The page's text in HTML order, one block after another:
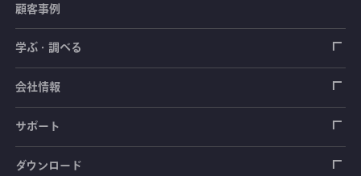
センサ（変換器）
ロードセル
加速度センサ
圧力センサ
トルクセンサ
土木建築用センサ
荷重計
土圧計
間隙水圧計
自動車用センサ
シートベルト張力計
操舵力・操舵角計
測定器
データロガー
ソフトウェア
顧客事例
学ぶ・調べる
ひずみゲージ
センサ（変換器）
測定器
会社情報
拠点情報
会社概要
サポート
製品輸出時の取り扱いと該非判定書
ダウンロード